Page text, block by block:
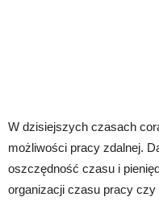
W dzisiejszych czasach
możliwości pracy zdalnej.
oszczędność czasu i
organizacji czasu pracy